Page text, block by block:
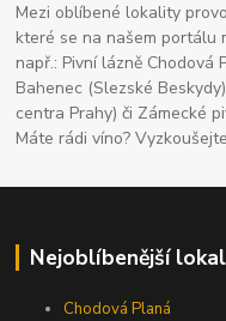
Mezi oblíbené lokality
které se na našem portálu
např.: Pivní lázně Chodová
Bahenec (Slezské
centra Prahy) či Zámecké
Máte rádi víno?
Nejoblíbenější
Chodová Planá